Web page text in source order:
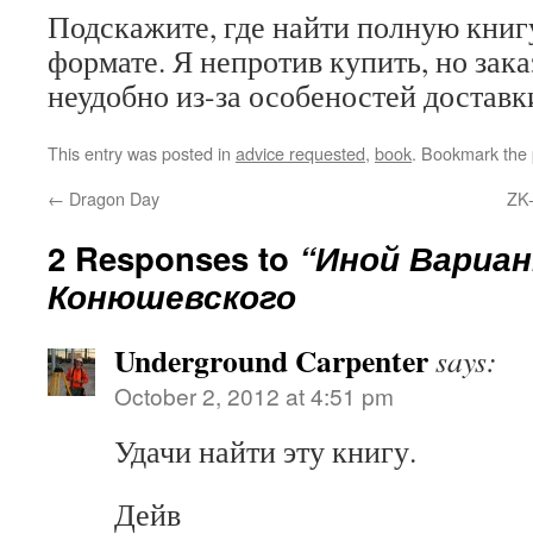
Подскажите, где найти полную
формате. Я непротив купить, но
неудобно из-за особеностей
This entry was posted in advice requested, book. Bookmark the
← Dragon Day
2 Responses to “Иной
Конюшевского
Underground Carpentersays:
October 2, 2012 at 4:51 pm
Удачи найти эту книгу.
Дейв